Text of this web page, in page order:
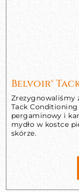
Belvoir®
Zrezygnowaliśmy
Tack
pergaminowy i
mydło w kostce
skórze.